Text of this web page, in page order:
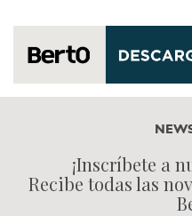
¡Inscríbete a
Recibe todas las